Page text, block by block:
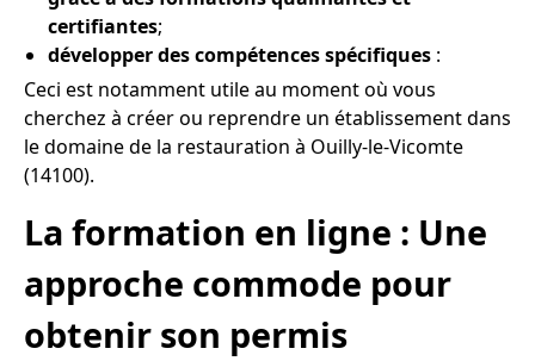
certifiantes;
développer des compétences spécifiques :
Ceci est notamment utile au moment où vous
cherchez à créer ou reprendre un établissement dans
le domaine de la restauration à Ouilly-le-Vicomte
(14100).
La formation en ligne : Une
approche commode pour
obtenir son permis